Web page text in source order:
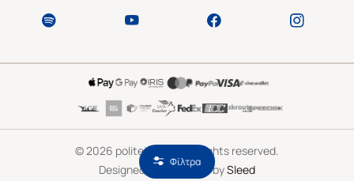
Φίλτρα
© 2026 politeianet.gr All rights reserved.
Designed & Developed bySleed